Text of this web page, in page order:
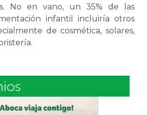
No en vano, un 35% de las
infantil incluiría otros
de cosmética, solares,